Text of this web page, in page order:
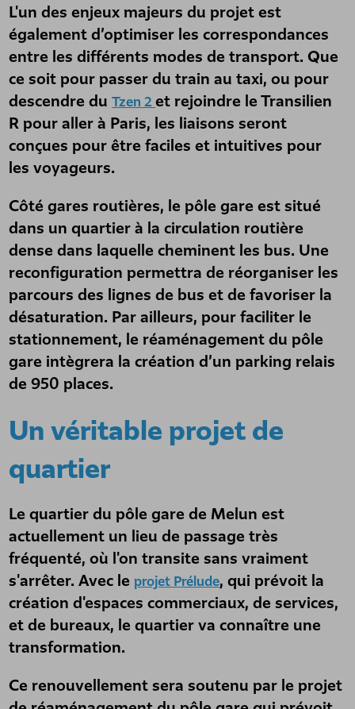
L'un des enjeux majeurs du projet est
également d’optimiser les correspondances
entre les différents modes de transport. Que
ce soit pour passer du train au taxi, ou pour
descendre duTzen 2et rejoindre le Transilien
R pour aller à Paris, les liaisons seront
conçues pour être faciles et intuitives pour
les voyageurs.
Côté gares routières, le pôle gare est situé
dans un quartier à la circulation routière
dense dans laquelle cheminent les bus. Une
reconfiguration permettra de réorganiser les
parcours des lignes de bus et de favoriser la
désaturation. Par ailleurs, pour faciliter le
stationnement, le réaménagement du pôle
gare intègrera la création d’un parking relais
de 950 places.
Un véritable projet de
quartier
Le quartier du pôle gare de Melun est
actuellement un lieu de passage très
fréquenté, où l'on transite sans vraiment
s'arrêter. Avec leprojet Prélude, qui prévoit la
création d'espaces commerciaux, de services,
et de bureaux, le quartier va connaître une
transformation.
Ce renouvellement sera soutenu par le projet